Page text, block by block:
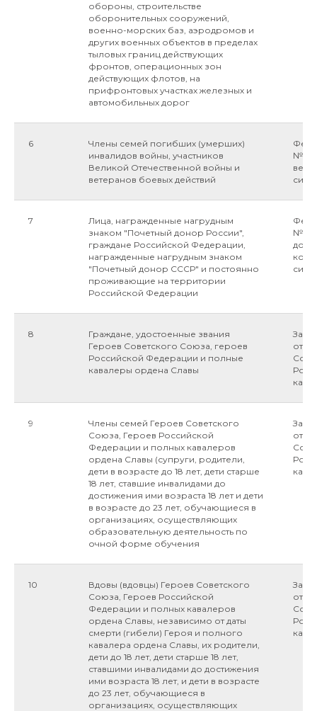
обороны, строительстве
оборонительных сооружений,
военно-морских баз, аэродромов и
других военных объектов в пределах
тыловых границ действующих
фронтов, операционных зон
действующих флотов, на
прифронтовых участках железных и
автомобильных дорог
6
Члены семей погибших (умерших)
инвалидов войны, участников
Великой Отечественной войны и
ветеранов боевых действий
№5-
силу
7
Лица, награжденные нагрудным
знаком "Почетный донор России",
граждане Российской Федерации,
награжденные нагрудным знаком
"Почетный донор СССР" и постоянно
проживающие на территории
Российской Федерации
силу
8
Граждане, удостоенные звания
Героев Советского Союза, героев
Российской Федерации и полные
кавалеры ордена Славы
от
9
Члены семей Героев Советского
Союза, Героев Российской
Федерации и полных кавалеров
ордена Славы (супруги, родители,
дети в возрасте до 18 лет, дети старше
18 лет, ставшие инвалидами до
достижения ими возраста 18 лет и дети
в возрасте до 23 лет, обучающиеся в
организациях, осуществляющих
образовательную деятельность по
очной форме обучения
от
10
Вдовы (вдовцы) Героев Советского
Союза, Героев Российской
Федерации и полных кавалеров
ордена Славы, независимо от даты
смерти (гибели) Героя и полного
кавалера ордена Славы, их родители,
дети до 18 лет, дети старше 18 лет,
ставшими инвалидами до достижения
ими возраста 18 лет, и дети в возрасте
до 23 лет, обучающиеся в
организациях, осуществляющих
от